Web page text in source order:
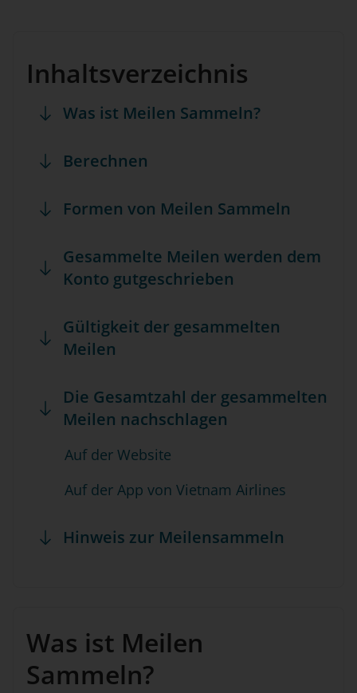
Inhaltsverzeichnis
Was ist Meilen Sammeln?
Berechnen
Formen von Meilen Sammeln
Gesammelte Meilen werden dem
Konto gutgeschrieben
Gültigkeit der gesammelten
Meilen
Die Gesamtzahl der gesammelten
Meilen nachschlagen
Auf der Website
Auf der App von Vietnam Airlines
Hinweis zur Meilensammeln
Was ist Meilen
Sammeln?